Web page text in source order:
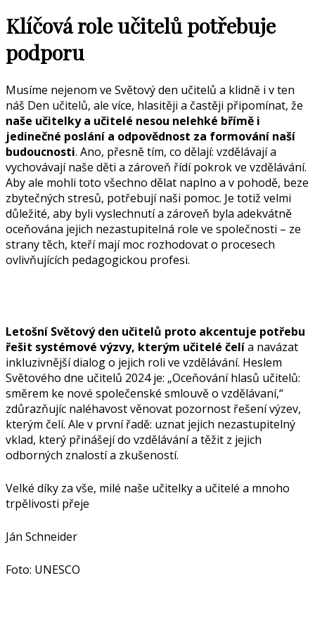
Klíčová role učitelů potřebuje
podporu
Musíme nejenom ve Světový den učitelů a klidně i v ten
náš Den učitelů, ale více, hlasitěji a častěji připomínat, že
naše učitelky a učitelé nesou nelehké břímě i
jedinečné poslání a odpovědnost za formování naší
budoucnosti. Ano, přesně tím, co dělají: vzdělávají a
vychovávají naše děti a zároveň řídí pokrok ve vzdělávání.
Aby ale mohli toto všechno dělat naplno a v pohodě, beze
zbytečných stresů, potřebují naši pomoc. Je totiž velmi
důležité, aby byli vyslechnutí a zároveň byla adekvátně
oceňována jejich nezastupitelná role ve společnosti – ze
strany těch, kteří mají moc rozhodovat o procesech
ovlivňujících pedagogickou profesi.
Letošní Světový den učitelů proto akcentuje potřebu
řešit systémové výzvy, kterým učitelé čelía navázat
inkluzivnější dialog o jejich roli ve vzdělávání. Heslem
Světového dne učitelů 2024 je: „Oceňování hlasů učitelů:
směrem ke nové společenské smlouvě o vzdělávaní,“
zdůrazňujíc naléhavost věnovat pozornost řešení výzev,
kterým čelí. Ale v první řadě: uznat jejich nezastupitelný
vklad, který přinášejí do vzdělávání a těžit z jejich
odborných znalostí a zkušeností.
Velké díky za vše, milé naše učitelky a učitelé a mnoho
trpělivosti přeje
Ján Schneider
Foto: UNESCO